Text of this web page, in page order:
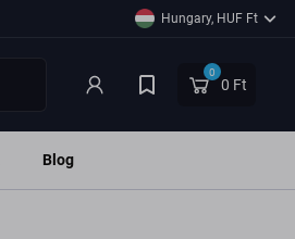
Hungary, HUF Ft
0
0 Ft
Blog